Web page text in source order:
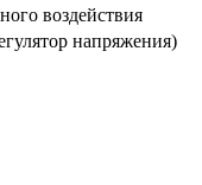
воздействия
напряжения)